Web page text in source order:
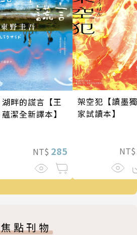
湖畔的謊言【王
蘊潔全新譯本】
NT$ 285
架空犯【讀墨獨
家試讀本】
NT$
焦點刊物